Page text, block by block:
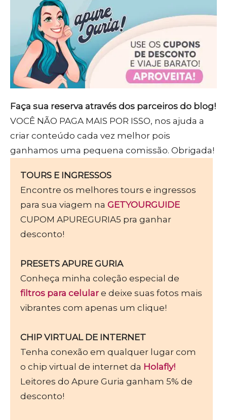
Faça sua reserva através dos parceiros do blog!
VOCÊ NÃO PAGA MAIS POR ISSO, nos ajuda a
criar conteúdo cada vez melhor pois
ganhamos uma pequena comissão. Obrigada!
TOURS E INGRESSOS
Encontre os melhores tours e ingressos
para sua viagem naGETYOURGUIDE
CUPOM APUREGURIA5 pra ganhar
desconto!
PRESETS APURE GURIA
Conheça minha coleção especial de
filtros para celular e deixe suas fotos mais
vibrantes com apenas um clique!
CHIP VIRTUAL DE INTERNET
Tenha conexão em qualquer lugar com
o chip virtual de internet da Holafly!
Leitores do Apure Guria ganham 5% de
desconto!